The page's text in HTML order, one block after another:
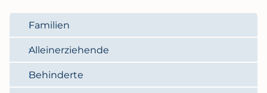
Familien
Alleinerziehende
Behinderte